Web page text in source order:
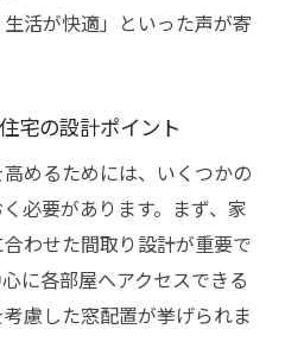
活が快適」といった声が寄
宅の設計ポイント
めるためには、いくつかの
必要があります。まず、家
わせた間取り設計が重要で
に各部屋へアクセスできる
慮した窓配置が挙げられま